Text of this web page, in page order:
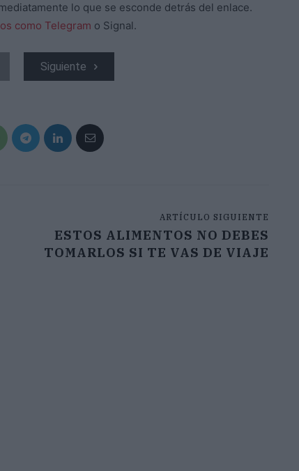
lo que se esconde detrás del enlace.
como Telegram o Signal.
Siguiente
ARTÍCULO SIGUIENTE
ESTOS ALIMENTOS NO DEBES
TOMARLOS SI TE VAS DE VIAJE